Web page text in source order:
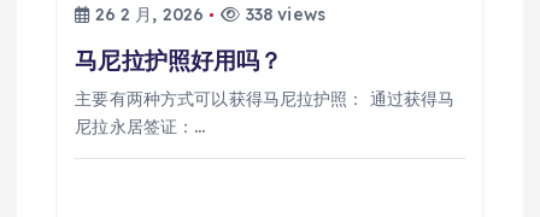
26 2 月, 2026
338 views
马尼拉护照好用吗？
主要有两种方式可以获得马尼拉护照： 通过获得马
尼拉永居签证：…